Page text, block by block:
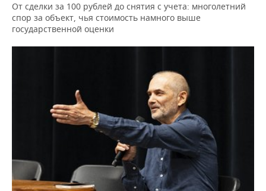
От сделки за 100 рублей до снятия с учета: многолетний
спор за объект, чья стоимость намного выше
государственной оценки